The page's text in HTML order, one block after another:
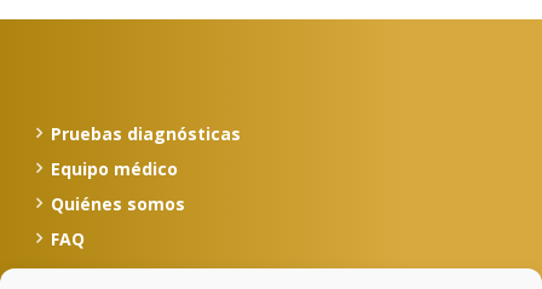
Pruebas diagnósticas
Equipo médico
Quiénes somos
FAQ